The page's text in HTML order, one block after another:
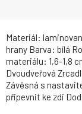
Materiál:
hrany Barva: bílá
materiálu: 1,6-1,8
Dvoudveřová
Závěsná s
připevnit ke zdi